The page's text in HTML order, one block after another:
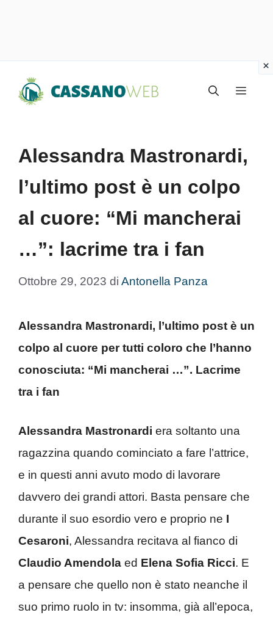
Menu
Alessandra Mastronardi,
l’ultimo post è un colpo
al cuore: “Mi mancherai
…”: lacrime tra i fan
Ottobre 29, 2023 di Antonella Panza
Alessandra Mastronardi, l’ultimo post è un
colpo al cuore per tutti coloro che l’hanno
conosciuta: “Mi mancherai …”. Lacrime
tra i fan
Alessandra Mastronardi era soltanto una
ragazzina quando cominciato a fare l’attrice,
e in questi anni avuto modo di lavorare
davvero dei grandi attori. Basta pensare che
durante il suo esordio vero e proprio ne I
Cesaroni, Alessandra recitava al fianco di
Claudio Amendola ed Elena Sofia Ricci. E
a pensare che quello non è stato neanche il
suo primo ruolo in tv: insomma, già all’epoca,